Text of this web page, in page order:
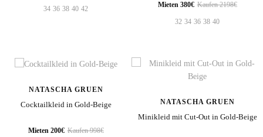
34 36 38 40 42 Mieten 380€ Kaufen 2198€
32 34 36 38 40
NATASCHA GRUEN
Cocktailkleid in Gold-Beige
Mieten 200€ Kaufen 998€
NATASCHA GRUEN
Minikleid mit Cut-Out in Gold-Beige